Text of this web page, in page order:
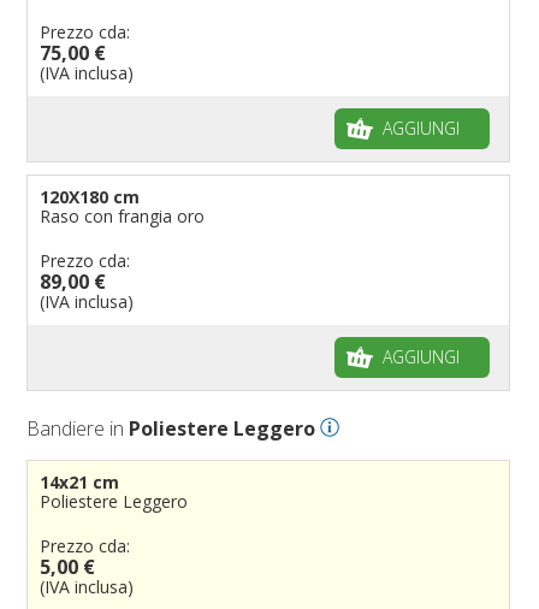
Prezzo cda:
75,00 €
(IVA inclusa)
AGGIUNGI
120X180 cm
Raso con frangia oro
Prezzo cda:
89,00 €
(IVA inclusa)
AGGIUNGI
Bandiere in Poliestere Leggero
14x21 cm
Poliestere Leggero
Prezzo cda:
5,00 €
(IVA inclusa)